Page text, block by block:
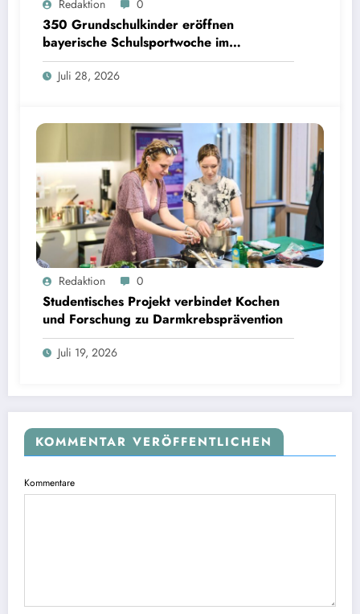
Matthias Balk/Bayerisches Staatsministerium für Unterricht und Kultus
Redaktion 0
350 Grundschulkinder eröffnen
bayerische Schulsportwoche im
Olympiapark
Juli 28, 2026
Studentisches Projekt verbindet Kochen und Forschung zu Darmkrebsprävention | Bild:
Fabian Vogl / TUM
Redaktion 0
Studentisches Projekt verbindet Kochen
und Forschung zu Darmkrebsprävention
Juli 19, 2026
KOMMENTAR VERÖFFENTLICHEN
Kommentare